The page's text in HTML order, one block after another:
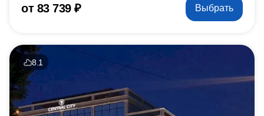
от 83 739 ₽ Выбрать
8.1